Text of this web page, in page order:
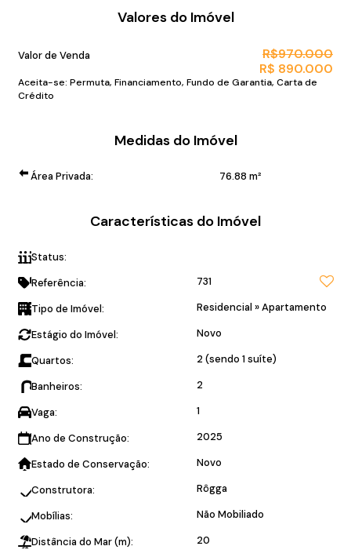
Valores do Imóvel
R$970.000
R$ 890.000
Valor de Venda
Aceita-se: Permuta, Financiamento, Fundo de Garantia, Carta de
Crédito
Medidas do Imóvel
Área Privada: 76.88 m²
Características do Imóvel
Status:
Referência: 731
Tipo de Imóvel: Residencial »Apartamento
Estágio do Imóvel: Novo
Quartos: 2 (sendo 1 suíte)
Banheiros: 2
Vaga: 1
Ano de Construção: 2025
Estado de Conservação: Novo
Construtora: Rôgga
Mobílias: Não Mobiliado
Distância do Mar (m): 20